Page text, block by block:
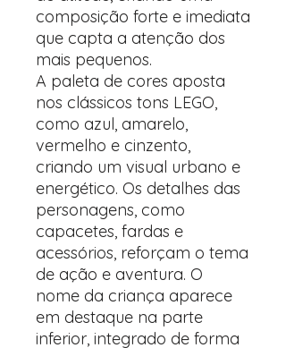
composição forte e imediata
que capta a atenção dos
mais pequenos.
A paleta de cores aposta
nos clássicos tons LEGO,
como azul, amarelo,
vermelho e cinzento,
criando um visual urbano e
energético. Os detalhes das
personagens, como
capacetes, fardas e
acessórios, reforçam o tema
de ação e aventura. O
nome da criança aparece
em destaque na parte
inferior, integrado de forma